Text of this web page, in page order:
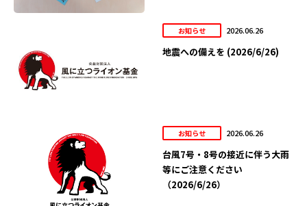
お知らせ 2026.06.26
地震への備えを (2026/6/26)
お知らせ 2026.06.26
台風7号・8号の接近に伴う大雨
等にご注意ください
（2026/6/26）